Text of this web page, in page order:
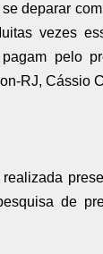
deparar
vezes
pelo
RJ, Cássio
de